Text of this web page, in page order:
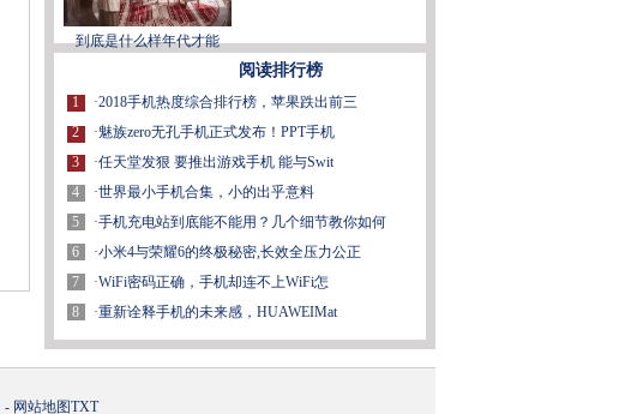
到底是什么样年代才能
阅读排行榜
1
2
3
4
5
6
7
8
·2018手机热度综合排行榜，苹果跌出前三
·魅族zero无孔手机正式发布！PPT手机
·任天堂发狠 要推出游戏手机 能与Swit
·世界最小手机合集，小的出乎意料
·手机充电站到底能不能用？几个细节教你如何
·小米4与荣耀6的终极秘密,长效全压力公正
·WiFi密码正确，手机却连不上WiFi怎
·重新诠释手机的未来感，HUAWEIMat
- 网站地图TXT